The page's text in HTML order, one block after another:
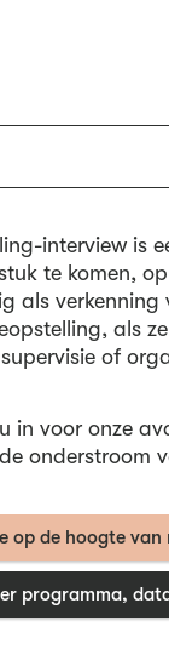
interview is
te komen,
als
als
of
in voor onze
onderstroom
op de hoogte
programma,